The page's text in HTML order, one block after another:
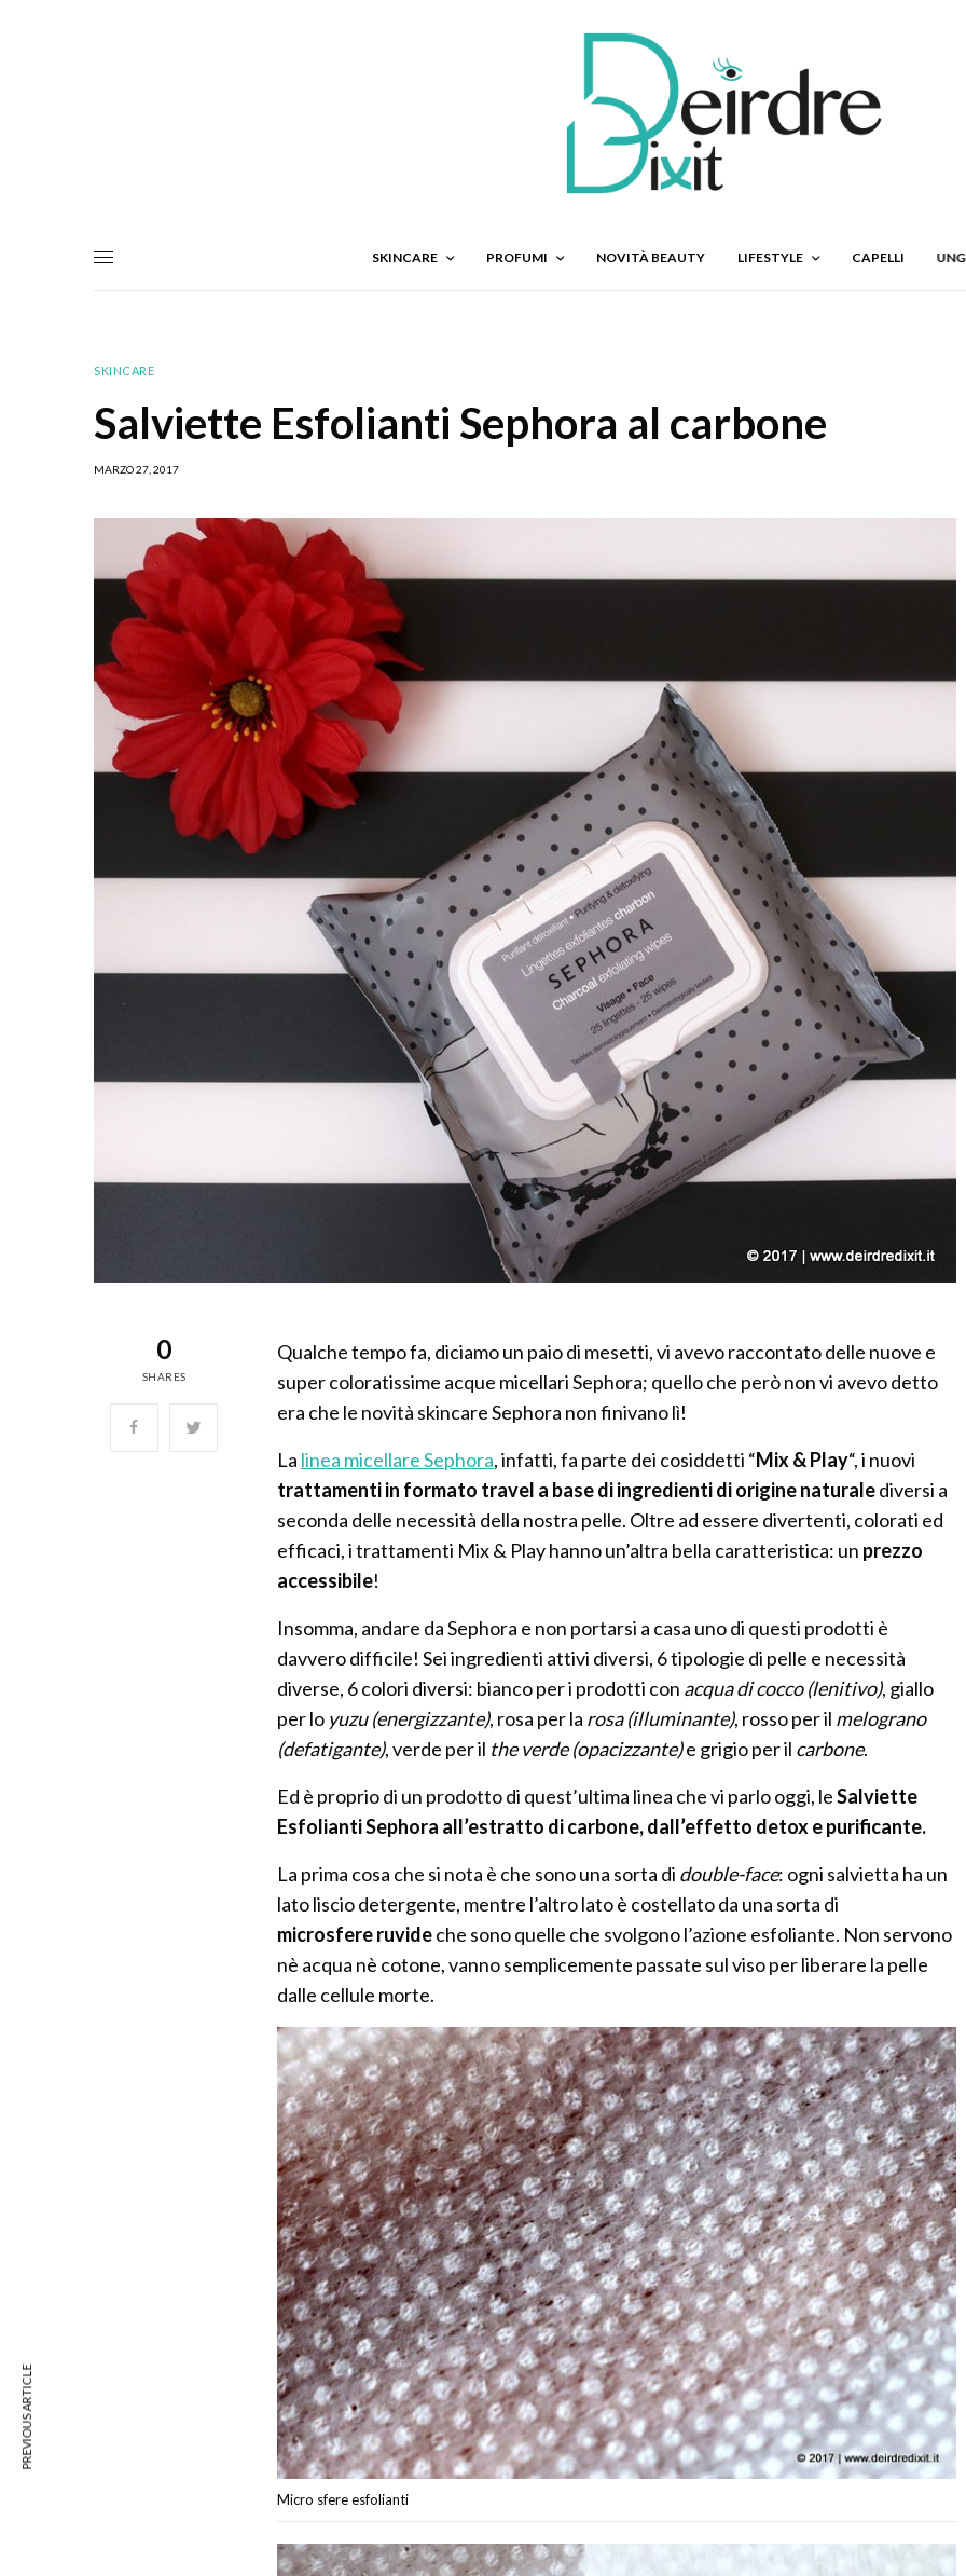
SKINCARE PROFUMI NOVITÀ BEAUTY LIFESTYLE CAPELLI
SKINCARE
Salviette Esfolianti Sephora al carbone
MARZO 27, 2017
0
SHARES
Qualche tempo fa, diciamo un paio di mesetti, vi avevo raccontato delle nuove e
super coloratissime acque micellari Sephora; quello che però non vi avevo detto
era che le novità skincare Sephora non finivano lì!
La linea micellare Sephora, infatti, fa parte dei cosiddetti “Mix & Play“, i nuovi
trattamentiin formato travel a base di ingredienti di origine naturalediversi a
seconda delle necessità della nostra pelle. Oltre ad essere divertenti, colorati ed
efficaci, i trattamenti Mix & Play hanno un’altra bella caratteristica: un prezzo
accessibile!
Insomma, andare da Sephora e non portarsi a casa uno di questi prodotti è
davvero difficile! Sei ingredienti attivi diversi, 6 tipologie di pelle e necessità
diverse, 6 colori diversi: bianco per i prodotti con acqua di cocco (lenitivo), giallo
per lo yuzu (energizzante), rosa per la rosa (illuminante), rosso per il melograno
(defatigante), verde per il the verde (opacizzante)e grigio per il carbone.
Ed è proprio di un prodotto di quest’ultima linea che vi parlo oggi, leSalviette
Esfolianti Sephora all’estratto di carbone, dall’effetto detox e purificante.
La prima cosa che si nota è che sono una sorta di double-face: ogni salvietta ha un
lato liscio detergente, mentre l’altro lato è costellato da una sorta di
microsfere ruvideche sono quelle che svolgono l’azione esfoliante. Non servono
nè acqua nè cotone, vanno semplicemente passate sul viso per liberare la pelle
dalle cellule morte.
Micro sfere esfolianti
PREVIOUS ARTICLE